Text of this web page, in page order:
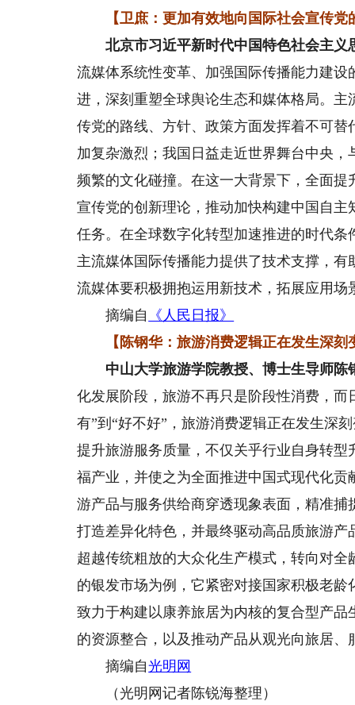
【卫庶：更加有效地向国际社会宣传党
北京市习近平新时代中国特色社会主
流媒体系统性变革、加强国际传播能力建
进，深刻重塑全球舆论生态和媒体格局。
传党的路线、方针、政策方面发挥着不可
加复杂激烈；我国日益走近世界舞台中央
频繁的文化碰撞。在这一大背景下，全面
宣传党的创新理论，推动加快构建中国自
任务。在全球数字化转型加速推进的时代
主流媒体国际传播能力提供了技术支撑，
流媒体要积极拥抱运用新技术，拓展应用
摘编自
《人民日报》
【陈钢华：旅游消费逻辑正在发生深刻
中山大学旅游学院教授、博士生导师陈
化发展阶段，旅游不再只是阶段性消费，
有”到“好不好”，旅游消费逻辑正在发生深
提升旅游服务质量，不仅关乎行业自身转
福产业，并使之为全面推进中国式现代化
游产品与服务供给商穿透现象表面，精准
打造差异化特色，并最终驱动高品质旅游
超越传统粗放的大众化生产模式，转向对
的银发市场为例，它紧密对接国家积极老
致力于构建以康养旅居为内核的复合型产
的资源整合，以及推动产品从观光向旅居
摘编自光明网
（光明网记者陈锐海整理）